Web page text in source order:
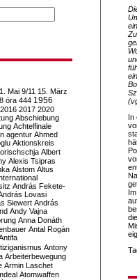
In
1. Mai 9/11 15. März
óra 444 1956
2016 2017 2020
Abschiebung
Achtelfinale
agentur Ahmed
Aktionskreis
Albert
Alexis Tsipras
Alstom Altus
András Fekete-
Lovasi
Siewert András
Andy Vajna
Anna Donáth
Antal Rogán
Antony
Arbeiterbewegung
Armin Laschet
Atomwaffen